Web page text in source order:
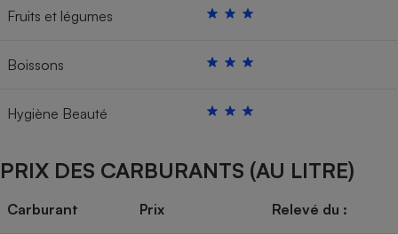
Fruits et légumes
Boissons
Hygiène Beauté
PRIX DES CARBURANTS (AU LITRE)
Carburant Prix Relevé du :